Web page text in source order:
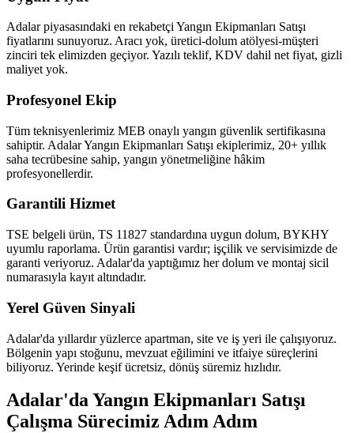
Adalar piyasasındaki en rekabetçi Yangın Ekipmanları Satışı
fiyatlarını sunuyoruz. Aracı yok, üretici-dolum atölyesi-müşteri
zinciri tek elimizden geçiyor. Yazılı teklif, KDV dahil net fiyat, gizli
maliyet yok.
Profesyonel Ekip
Tüm teknisyenlerimiz MEB onaylı yangın güvenlik sertifikasına
sahiptir. Adalar Yangın Ekipmanları Satışı ekiplerimiz, 20+ yıllık
saha tecrübesine sahip, yangın yönetmeliğine hâkim
profesyonellerdir.
Garantili Hizmet
TSE belgeli ürün, TS 11827 standardına uygun dolum, BYKHY
uyumlu raporlama. Ürün garantisi vardır; işçilik ve servisimizde de
garanti veriyoruz. Adalar'da yaptığımız her dolum ve montaj sicil
numarasıyla kayıt altındadır.
Yerel Güven Sinyali
Adalar'da yıllardır yüzlerce apartman, site ve iş yeri ile çalışıyoruz.
Bölgenin yapı stoğunu, mevzuat eğilimini ve itfaiye süreçlerini
biliyoruz. Yerinde keşif ücretsiz, dönüş süremiz hızlıdır.
Adalar'da Yangın Ekipmanları Satışı
Çalışma Sürecimiz Adım Adım